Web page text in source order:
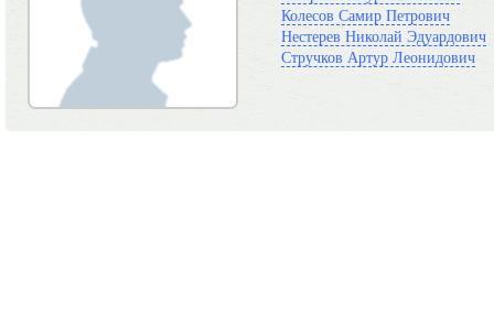
Колесов Самир Петрович
Нестерев Николай Эдуардович
Стручков Артур Леонидович